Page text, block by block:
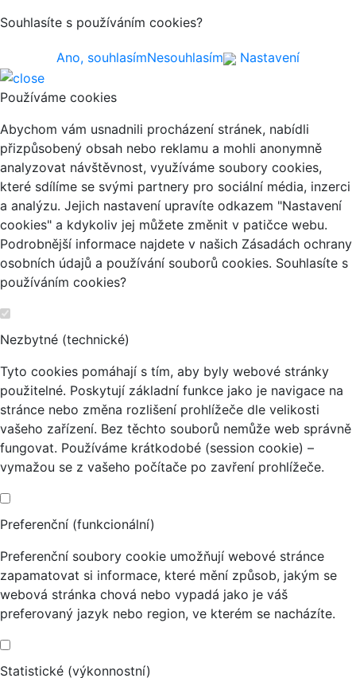
Souhlasíte s používáním cookies?
Ano, souhlasímNesouhlasím Nastavení
Používáme cookies
Abychom vám usnadnili procházení stránek, nabídli
přizpůsobený obsah nebo reklamu a mohli anonymně
analyzovat návštěvnost, využíváme soubory cookies,
které sdílíme se svými partnery pro sociální média, inzerci
a analýzu. Jejich nastavení upravíte odkazem "Nastavení
cookies" a kdykoliv jej můžete změnit v patičce webu.
Podrobnější informace najdete v našich Zásadách ochrany
osobních údajů a používání souborů cookies. Souhlasíte s
používáním cookies?
Nezbytné (technické)
Tyto cookies pomáhají s tím, aby byly webové stránky
použitelné. Poskytují základní funkce jako je navigace na
stránce nebo změna rozlišení prohlížeče dle velikosti
vašeho zařízení. Bez těchto souborů nemůže web správně
fungovat. Používáme krátkodobé (session cookie) –
vymažou se z vašeho počítače po zavření prohlížeče.
Preferenční (funkcionální)
Preferenční soubory cookie umožňují webové stránce
zapamatovat si informace, které mění způsob, jakým se
webová stránka chová nebo vypadá jako je váš
preferovaný jazyk nebo region, ve kterém se nacházíte.
Statistické (výkonnostní)